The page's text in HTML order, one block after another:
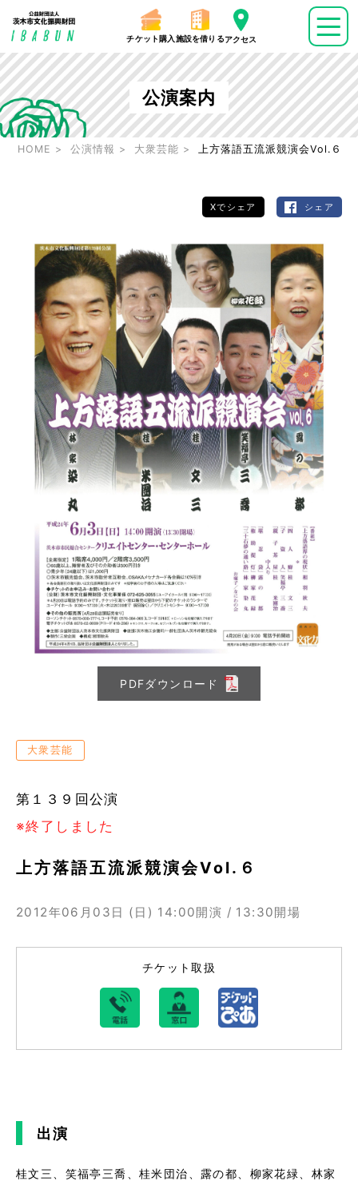
チケット購入 施設を借りるアクセス
公演案内
HOME 公演情報 大衆芸能 上方落語五流派競演会Vol.６
Xでシェア シェア
PDFダウンロード
大衆芸能
第１３９回公演
※終了しました
上方落語五流派競演会Vol.６
2012年06月03日 (日) 14:00開演 / 13:30開場
チケット取扱
出演
桂文三、笑福亭三喬、桂米団治、露の都、柳家花緑、林家